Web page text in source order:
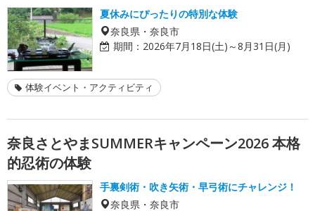
夏休みにぴったりの特別な体験
奈良県・奈良市
期間： 2026年7月18日(土)～8月31日(月)
体験イベント・アクティビティ
奈良さとやまSUMMERキャンペーン2026 本格
的忍術の体験
手裏剣術・吹き矢術・早弓術にチャレンジ！
奈良県・奈良市